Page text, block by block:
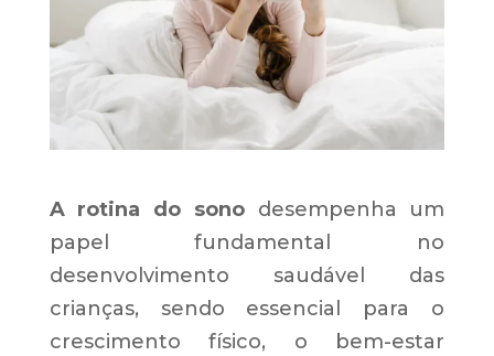
A rotina do sonodesempenha um
papel fundamental no
desenvolvimento saudável das
crianças, sendo essencial para o
crescimento físico, o bem-estar